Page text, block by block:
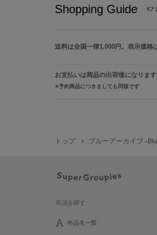
Shopping Guide 👉
送料は全国一律1,000円。表示価格
お支払いは商品の出荷後になります
予約商品につきましても同様です
トップ ブルーアーカイブ -
商品を探す
作品名一覧